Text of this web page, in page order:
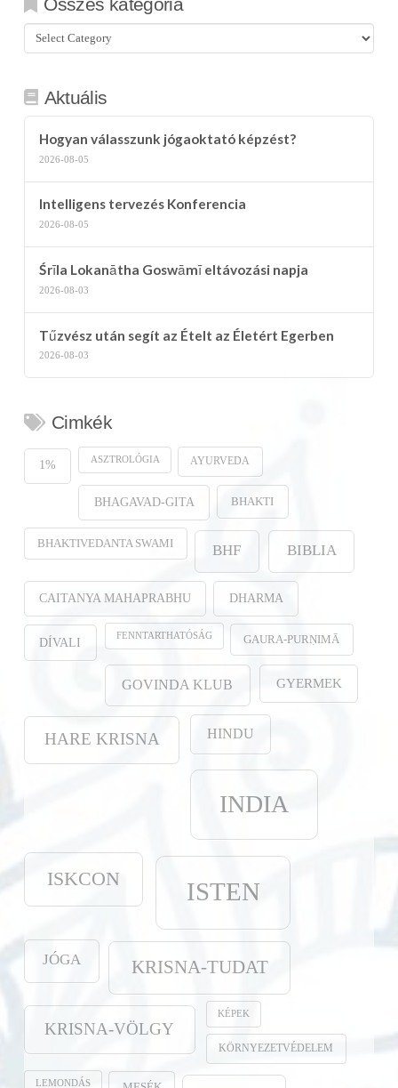
Összes
kategória
Aktuális
Hogyan válasszunk jógaoktató képzést?
2026-08-05
Intelligens tervezés Konferencia
2026-08-05
Śrīla Lokanātha Goswāmī eltávozási napja
2026-08-03
Tűzvész után segít az Ételt az Életért Egerben
2026-08-03
Cimkék
1% ASZTROLÓGIA AYURVEDA
BHAGAVAD-GITA BHAKTI
BHAKTIVEDANTA SWAMI BHF BIBLIA
CAITANYA MAHAPRABHU DHARMA
DÍVALI FENNTARTHATÓSÁG GAURA-PURṆIMĀ
GOVINDA KLUB GYERMEK
HARE KRISNA HINDU
INDIA
ISKCON ISTEN
JÓGA KRISNA-TUDAT
KRISNA-VÖLGY
KÉPEK
KÖRNYEZETVÉDELEM
LEMONDÁS